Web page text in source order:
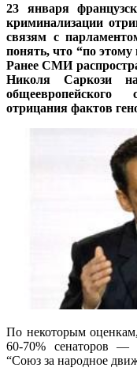
23 января
криминализации
связям с
понять, что “по этому
Ранее СМИ
Николя Саркози
отрицания фактов
По некоторым
60-70% сенаторов —
“Союз за народное